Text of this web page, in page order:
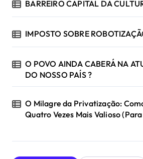
BARREIRO CAPITAL DA
IMPOSTO SOBRE
O POVO AINDA CABERÁ NA
DO NOSSO PAÍS ?
O Milagre da Privatização:
Quatro Vezes Mais Valioso